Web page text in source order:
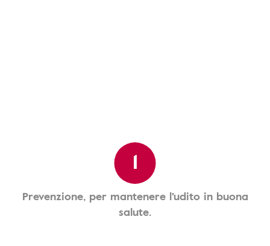
1
Prevenzione, per mantenere l'udito in buona
salute.